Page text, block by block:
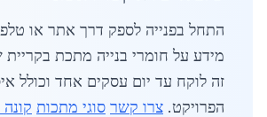
התחל בפנייה לספק דרך אתר או
מידע על חומרי בנייה מתכת
זה לוקח עד יום עסקים אחד וכולל
הפרויקט. צרו קשר סוגי מתכות